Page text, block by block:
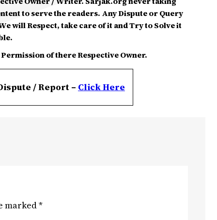
to serve the readers. Any Dispute or Query
will Respect, take care of it and Try to Solve it
of there Respective Owner.
/ Report – ClickHere
marked*